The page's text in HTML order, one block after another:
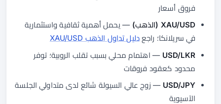
فروق أسعار
XAU/USD (الذهب)
— يحمل أهمية ثقافية واستثمارية
في سريلانكا؛ راجعدليل تداول الذهب XAU/USD
USD/LKR — اهتمام محلي بسبب تقلب الروبية؛ توفر
محدود كعقود فروقات
USD/JPY — زوج عالي السيولة شائع لدى متداولي الجلسة
الآسيوية